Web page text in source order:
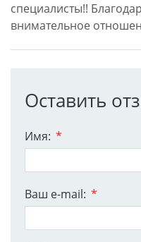
специалисты!!
внимательное
Оставить
Имя: *
Ваш e-mail: *